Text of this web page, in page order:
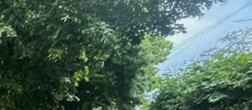
АЕС Енергоатом завершив
увійде до Зали світової шахової
29 зі 195 балістичних ракет – МОУ